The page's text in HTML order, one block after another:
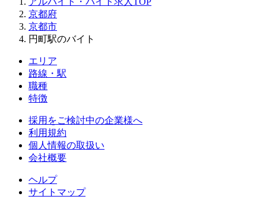
京都府
京都市
円町駅のバイト
エリア
路線・駅
職種
特徴
採用をご検討中の企業様へ
利用規約
個人情報の取扱い
会社概要
ヘルプ
サイトマップ